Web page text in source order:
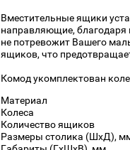
Вместительные ящики
направляющие, благодаря
не потревожит Вашего
ящиков, что
Комод укомплектован
Материал
Колеса
Количество ящиков
Размеры столика (ШхД),